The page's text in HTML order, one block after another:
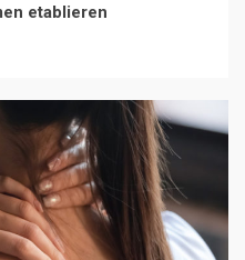
etablieren